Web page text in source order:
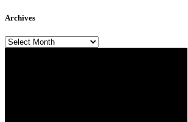
Archives
Archives